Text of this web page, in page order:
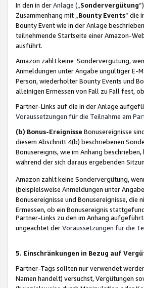
In den in derAnlage („ Sondervergütung
Zusammenhang mit „ Bounty Events“ die
Bounty Event wie in der Anlage
teilnehmende Startseite einer Amazon-
ausführt.
Amazon zahlt keine Sondervergütung,
Anmeldungen unter Angabe ungültiger E-
Person, wiederholter Bounty Events und
alleinigen Ermessen von Fall zu Fall fest,
Partner-Links auf die in der Anlage
Voraussetzungen für die Teilnahme am
(b) Bonus-Ereignisse Bonusereignisse
diesem Abschnitt 4(b) beschriebenen
Bonusereignis, wie im Anhang
während der sich daraus ergebenden
Amazon zahlt keine Sondervergütung,
(beispielsweise Anmeldungen unter
Bonusereignisse und Bonusereignisse,
Ermessen, ob ein Bonusereignis
Partner-Links zu den im Anhang
ungeachtet derVoraussetzungen für die
5. Einschränkungen in Bezug auf
Partner-Tags sollten nur verwendet
Namen handelt) versuchst, Vergütungen